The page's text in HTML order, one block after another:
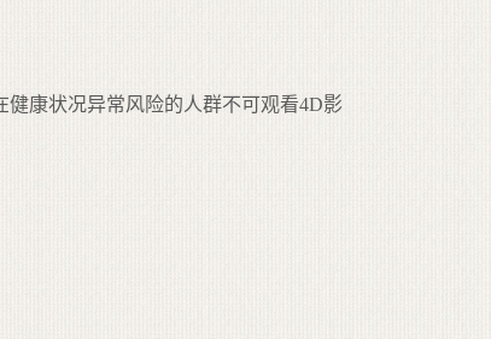
康状况异常风险的人群不可观看4D影